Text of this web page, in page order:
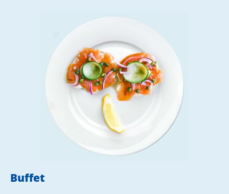
Buffet